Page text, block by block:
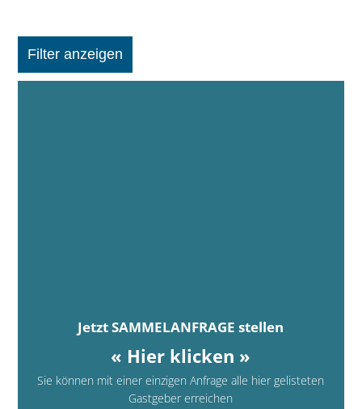
Filter anzeigen
Jetzt SAMMELANFRAGE stellen
« Hier klicken »
Sie können mit einer einzigen Anfrage alle hier gelisteten
Gastgeber erreichen